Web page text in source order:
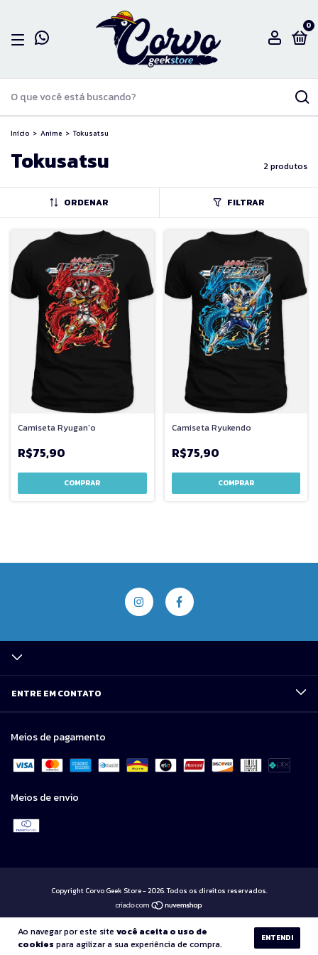
0
Ao navegar por este site você aceita o uso de
cookies para agilizar a sua experiência de compra.
ENTENDI
Início > Anime > Tokusatsu
Tokusatsu 2 produtos
ORDENAR FILTRAR
Camiseta Ryugan'o
R$75,90
COMPRAR
Camiseta Ryukendo
R$75,90
COMPRAR
ENTRE EM CONTATO
Meios de pagamento
Meios de envio
Copyright Corvo Geek Store - 2026. Todos os direitos reservados.